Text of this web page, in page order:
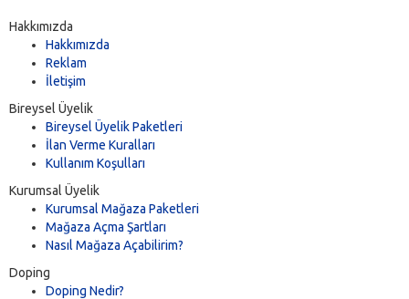
Hakkımızda
Hakkımızda
Reklam
İletişim
Bireysel Üyelik
Bireysel Üyelik Paketleri
İlan Verme Kuralları
Kullanım Koşulları
Kurumsal Üyelik
Kurumsal Mağaza Paketleri
Mağaza Açma Şartları
Nasıl Mağaza Açabilirim?
Doping
Doping Nedir?